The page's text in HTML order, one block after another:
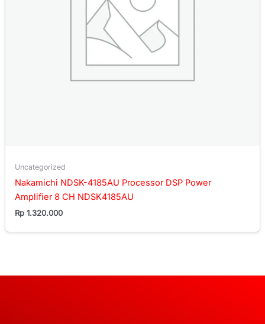
Uncategorized
Nakamichi NDSK-4185AU Processor DSP Power
Amplifier 8 CH NDSK4185AU
Rp 1.320.000